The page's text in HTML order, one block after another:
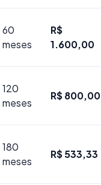
60
meses
R$
1.600,00
120
meses
R$ 800,00
180
meses
R$ 533,33